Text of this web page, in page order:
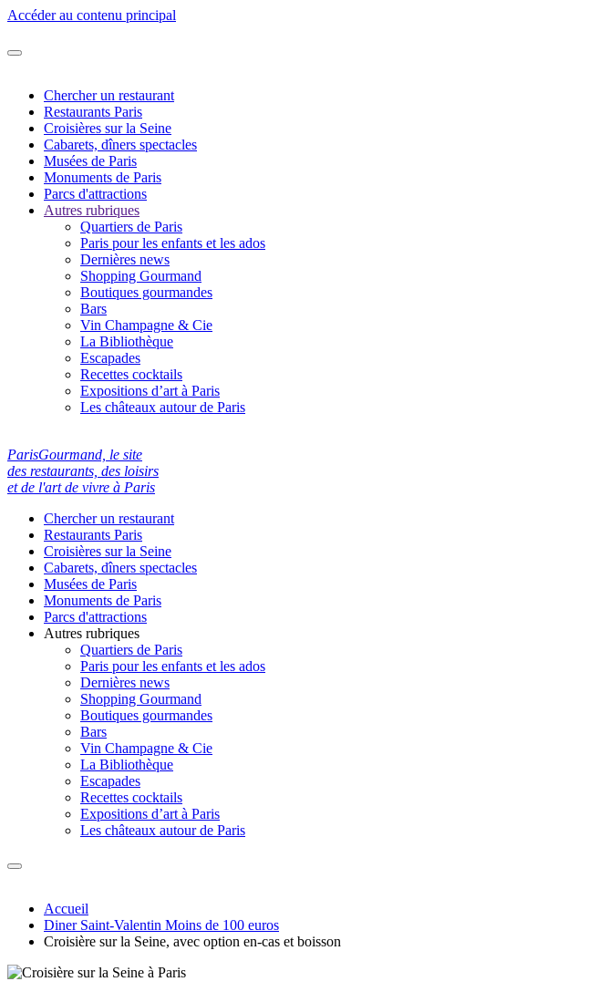
Accéder au contenu principal
Chercher un restaurant
Restaurants Paris
Croisières sur la Seine
Cabarets, dîners spectacles
Musées de Paris
Monuments de Paris
Parcs d'attractions
Autres rubriques
Quartiers de Paris
Paris pour les enfants et les ados
Dernières news
Shopping Gourmand
Boutiques gourmandes
Bars
Vin Champagne & Cie
La Bibliothèque
Escapades
Recettes cocktails
Expositions d’art à Paris
Les châteaux autour de Paris
ParisGourmand, le site
des restaurants, des loisirs
et de l'art de vivre à Paris
Chercher un restaurant
Restaurants Paris
Croisières sur la Seine
Cabarets, dîners spectacles
Musées de Paris
Monuments de Paris
Parcs d'attractions
Autres rubriques
Quartiers de Paris
Paris pour les enfants et les ados
Dernières news
Shopping Gourmand
Boutiques gourmandes
Bars
Vin Champagne & Cie
La Bibliothèque
Escapades
Recettes cocktails
Expositions d’art à Paris
Les châteaux autour de Paris
Accueil
Diner Saint-Valentin Moins de 100 euros
Croisière sur la Seine, avec option en-cas et boisson